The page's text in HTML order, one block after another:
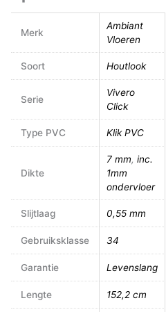
Merk
Ambiant
Vloeren
Soort Houtlook
Serie
Vivero
Click
Type PVC Klik PVC
Dikte
7 mm, inc.
1mm
ondervloer
Slijtlaag 0,55 mm
Gebruiksklasse 34
Garantie Levenslang
Lengte 152,2 cm